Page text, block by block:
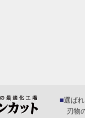
選ば
刃物